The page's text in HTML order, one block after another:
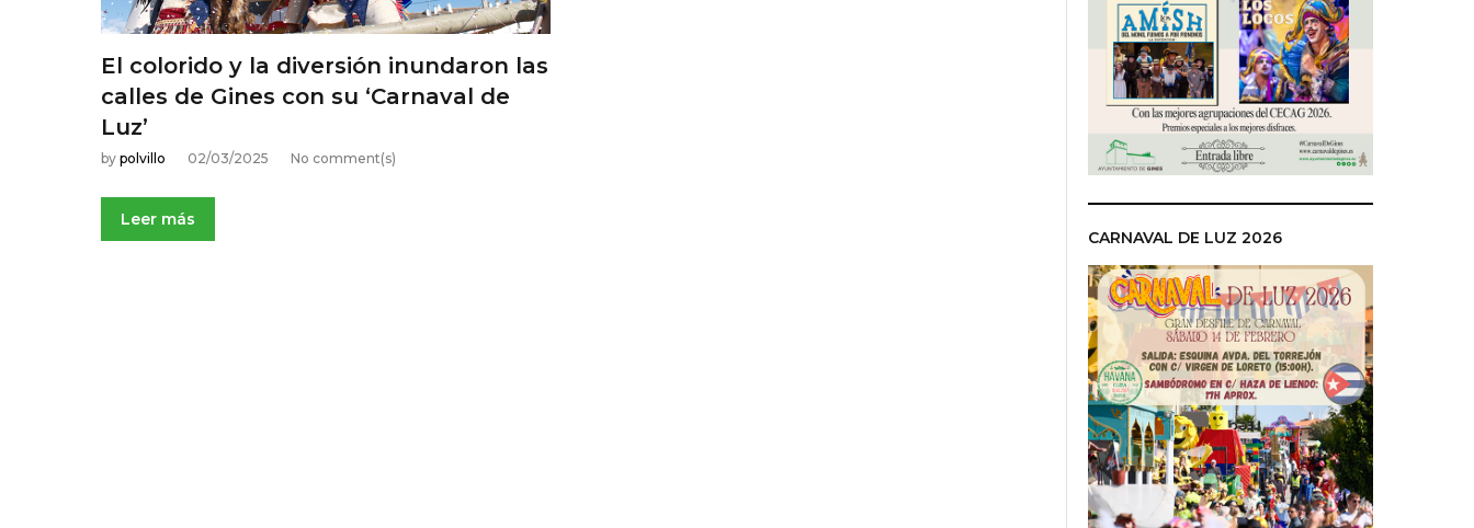
m
a
r
z
El colorido y la diversión inundaron las
calles de Gines con su ‘Carnaval de
Luz’
02/03/2025
by polvillo No comment(s)
Leer más
CARNAVAL DE LUZ 2026